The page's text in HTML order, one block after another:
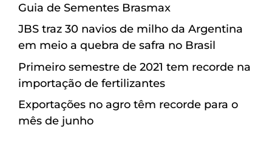
Guia de Sementes Brasmax
JBS traz 30 navios de milho da Argentina
em meio a quebra de safra no Brasil
Primeiro semestre de 2021 tem recorde na
importação de fertilizantes
Exportações no agro têm recorde para o
mês de junho